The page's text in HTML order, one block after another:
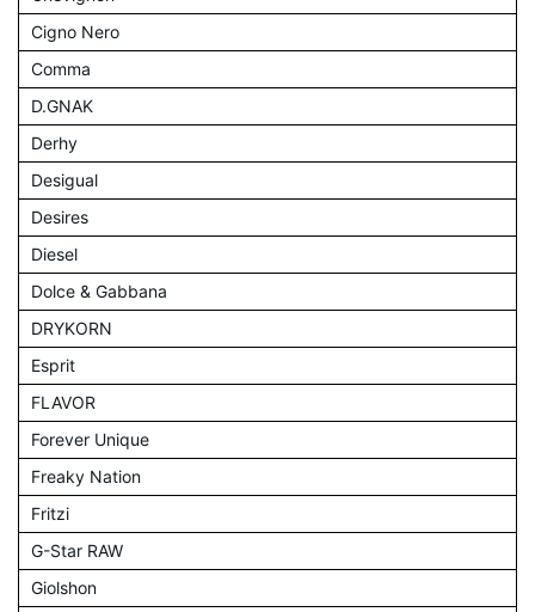
Cigno Nero
Comma
D.GNAK
Derhy
Desigual
Desires
Diesel
Dolce & Gabbana
DRYKORN
Esprit
FLAVOR
Forever Unique
Freaky Nation
Fritzi
G-Star RAW
Giolshon